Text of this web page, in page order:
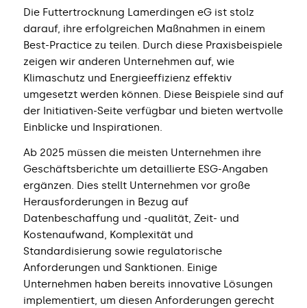
Die Futtertrocknung Lamerdingen eG ist stolz
darauf, ihre erfolgreichen Maßnahmen in einem
Best-Practice zu teilen. Durch diese Praxisbeispiele
zeigen wir anderen Unternehmen auf, wie
Klimaschutz und Energieeffizienz effektiv
umgesetzt werden können. Diese Beispiele sind auf
der Initiativen-Seite verfügbar und bieten wertvolle
Einblicke und Inspirationen.
Ab 2025 müssen die meisten Unternehmen ihre
Geschäftsberichte um detaillierte ESG-Angaben
ergänzen. Dies stellt Unternehmen vor große
Herausforderungen in Bezug auf
Datenbeschaffung und -qualität, Zeit- und
Kostenaufwand, Komplexität und
Standardisierung sowie regulatorische
Anforderungen und Sanktionen. Einige
Unternehmen haben bereits innovative Lösungen
implementiert, um diesen Anforderungen gerecht